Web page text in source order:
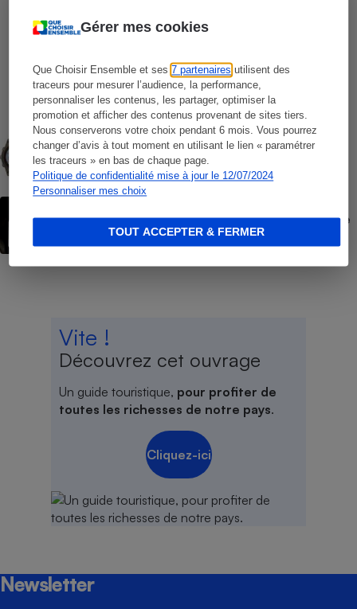
Gérer mes cookies
Que Choisir Ensemble et ses7 partenaires utilisent des
traceurs pour mesurer l’audience, la performance,
personnaliser les contenus, les partager, optimiser la
promotion et afficher des contenus provenant de sites tiers.
Nous conserverons votre choix pendant 6 mois. Vous pourrez
changer d’avis à tout moment en utilisant le lien « paramétrer
les traceurs » en bas de chaque page.
Politique de confidentialité mise à jour le 12/07/2024
Personnaliser mes choix
TOUT ACCEPTER & FERMER
Opérateurs de téléphonie mobile - Le
protocole
COMMENT NOUS TESTONS
Montres connectées - Le protocole
Forfaits « à vie » Red by SFR - L’UFC-Que
Choisir fait lourdement condamner SFR
Vite !
Découvrez cet ouvrage
Un guide touristique, pour profiter de
toutes les richesses de notre pays.
Cliquez-ici
Newsletter